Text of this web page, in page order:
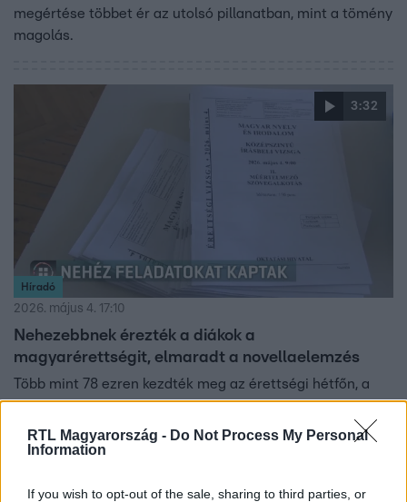
RTL Magyarország - Do Not Process My Personal
Information
If you wish to opt-out of the sale, sharing to third parties, or
megértése többet ér az utolsó pillanatban, mint a tömény
magolás.
3:32
Híradó
2026. május 4. 17:10
Nehezebbnek érezték a diákok a
magyarérettségit, elmaradt a novellaelemzés
Több mint 78 ezren kezdték meg az érettségi hétfőn, a
magyar írásbelivel.